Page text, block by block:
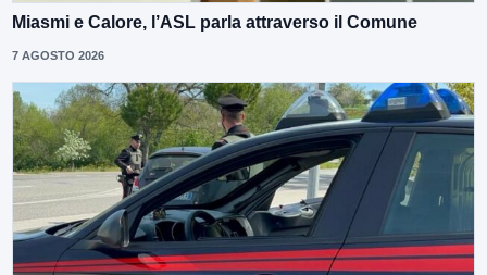
Miasmi e Calore, l’ASL parla attraverso il Comune
7 AGOSTO 2026